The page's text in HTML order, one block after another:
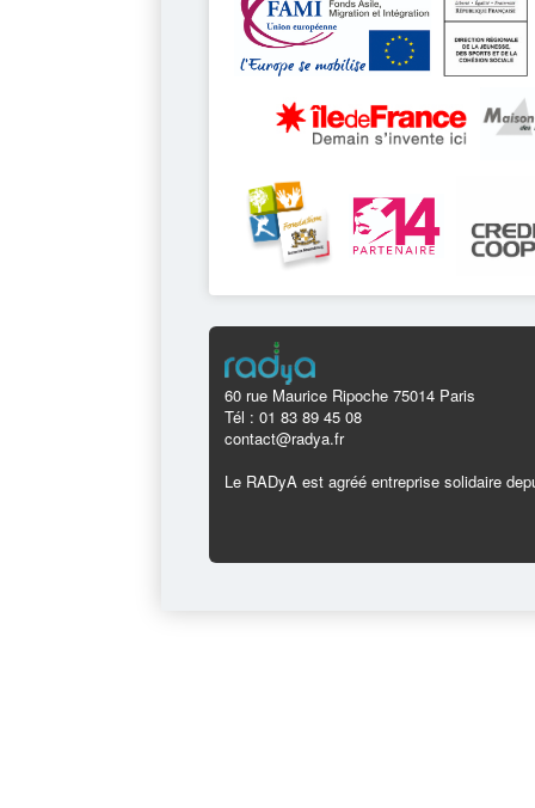
60 rue Maurice Ripoche 75014 Paris
Tél : 01 83 89 45 08
contact@radya.fr
Le RADyA est agréé entreprise solidaire